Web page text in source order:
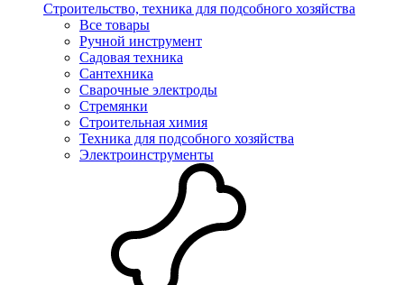
Строительство, техника для подсобного хозяйства
Все товары
Ручной инструмент
Садовая техника
Сантехника
Сварочные электроды
Стремянки
Строительная химия
Техника для подсобного хозяйства
Электроинструменты